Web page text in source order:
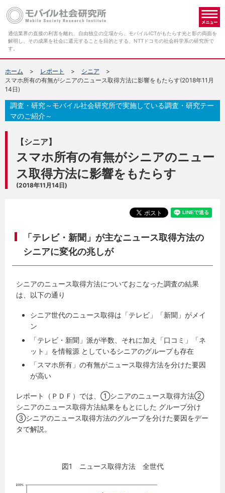
通信業界の直接の利害を離れ、自由独立の立場から、モバイルICTがもたらす光と影の両面を
解明し、その成果を社会に還元することを目的とする、NTTドコモの社会科学系の研究所で
す。
ホーム レポート
シニア
スマホ所有の有無がシニアのニュース取得方法に影響をもたらす(2018年11月
14日)
【シニア】
スマホ所有の有無がシニアのニュー
ス取得方法に影響をもたらす
(2018年11月14日)
調査・研究～モバイル社会研究所で実施している調査・研究テー
マのご紹介～
「テレビ・新聞」が主なニュース取得方法の
シニアに変化の兆しが
シニアのニュース取得方法についておこなった調査の結果
は、以下の通り
シニア世代のニュース取得は「テレビ」「新聞」がメイ
ン
「テレビ・新聞」派が半数、それに加え「口コミ」「ネ
ット」を情報源 としているシニアのグループも存在
「スマホ所有」の有無がニュース取得方法を分けた要因
が高い
レポート（ＰＤＦ）では、①シニアのニュース取得方法②
シニアのニュース取得方法結果をもとにした グループ分け
③シニアのニュース取得方法のグループを分けた要因をデー
タで解説。
図1 ニュース取得方法 全世代